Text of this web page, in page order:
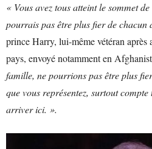
« Vous avez tous atteint le sommet
pourrais pas être plus fier de chacun
prince Harry, lui-même vétéran après
pays, envoyé notamment en
famille, ne pourrions pas être plus
que vous représentez, surtout
arriver ici. ».